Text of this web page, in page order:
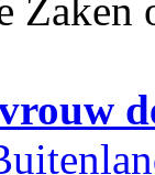
Zaken